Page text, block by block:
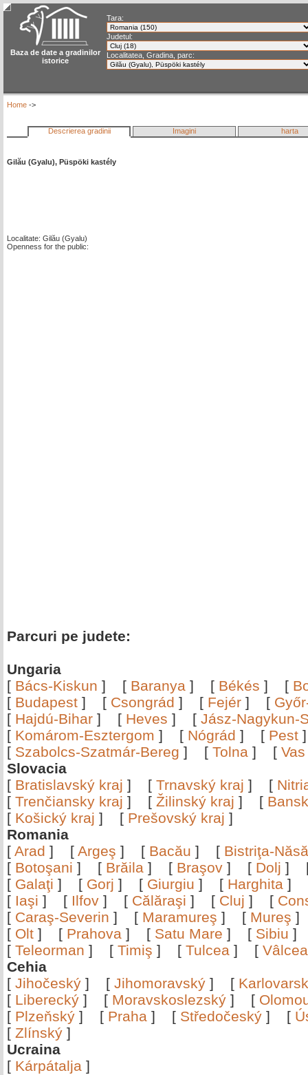
Baza de date a gradinilor
istorice
Tara:
Judetul:
Localitatea, Gradina, parc:
Home ->
Descrierea gradinii Imagini harta
Gilău (Gyalu), Püspöki kastély
Localitate: Gilău (Gyalu)
Openness for the public:
Parcuri pe judete:
Ungaria
[ Bács-Kiskun ] [ Baranya ] [ Békés ] [
[ Budapest ] [ Csongrád ] [ Fejér ] [
[ Hajdú-Bihar ] [ Heves ] [ Jász-Nagykun-
[ Komárom-Esztergom ] [ Nógrád ] [ Pest
[ Szabolcs-Szatmár-Bereg ] [ Tolna ] [ Vas
Slovacia
[ Bratislavský kraj ] [ Trnavský kraj ] [
[ Trenčiansky kraj ] [ Žilinský kraj ] [
[ Košický kraj ] [ Prešovský kraj ]
Romania
[ Arad ] [ Argeş ] [ Bacău ] [ Bistriţa-
[ Botoşani ] [ Brăila ] [ Braşov ] [ Dolj ]
[ Galaţi ] [ Gorj ] [ Giurgiu ] [ Harghita ]
[ Iaşi ] [ Ilfov ] [ Călăraşi ] [ Cluj ] [
[ Caraş-Severin ] [ Maramureş ] [ Mureş
[ Olt ] [ Prahova ] [ Satu Mare ] [ Sibiu
[ Teleorman ] [ Timiş ] [ Tulcea ] [
Cehia
[ Jihočeský ] [ Jihomoravský ] [
[ Liberecký ] [ Moravskoslezský ] [
[ Plzeňský ] [ Praha ] [ Středočeský ] [
[ Zlínský ]
Ucraina
[ Kárpátalja ]